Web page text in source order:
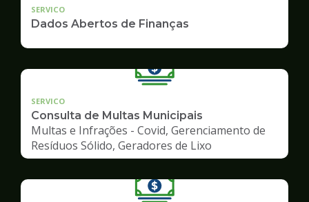
SERVICO
Dados Abertos de Finanças
SERVICO
Consulta de Multas Municipais
Multas e Infrações - Covid, Gerenciamento de
Resíduos Sólido, Geradores de Lixo